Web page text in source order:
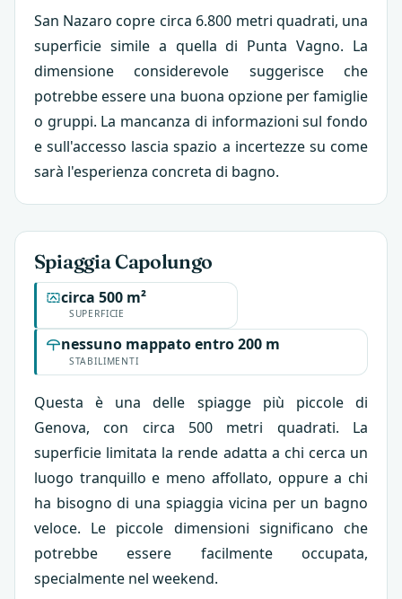
San Nazaro copre circa 6.800 metri quadrati, una
superficie simile a quella di Punta Vagno. La
dimensione considerevole suggerisce che
potrebbe essere una buona opzione per famiglie
o gruppi. La mancanza di informazioni sul fondo
e sull'accesso lascia spazio a incertezze su come
sarà l'esperienza concreta di bagno.
Spiaggia Capolungo
SUPERFICIE
circa 500 m²
STABILIMENTI
nessuno mappato entro 200 m
Questa è una delle spiagge più piccole di
Genova, con circa 500 metri quadrati. La
superficie limitata la rende adatta a chi cerca un
luogo tranquillo e meno affollato, oppure a chi
ha bisogno di una spiaggia vicina per un bagno
veloce. Le piccole dimensioni significano che
potrebbe essere facilmente occupata,
specialmente nel weekend.